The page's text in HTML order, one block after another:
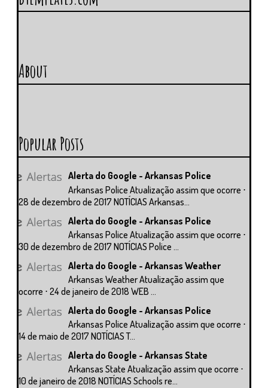
About
Popular Posts
Alerta do Google - Arkansas Police
Arkansas Police Atualização assim que ocorre ⋅
28 de dezembro de 2017 NOTÍCIAS Arkansas...
Alerta do Google - Arkansas Police
Arkansas Police Atualização assim que ocorre ⋅
30 de dezembro de 2017 NOTÍCIAS Police ...
Alerta do Google - Arkansas Weather
Arkansas Weather Atualização assim que
ocorre ⋅ 24 de janeiro de 2018 WEB ...
Alerta do Google - Arkansas Police
Arkansas Police Atualização assim que ocorre ⋅
14 de maio de 2017 NOTÍCIAS T...
Alerta do Google - Arkansas State
Arkansas State Atualização assim que ocorre ⋅
10 de janeiro de 2018 NOTÍCIAS Schools re...